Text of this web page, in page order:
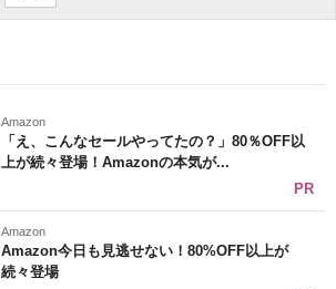
Amazon
「え、こんなセールやってたの？」80％OFF以
上が続々登場！Amazonの本気が...
PR
Amazon
Amazon今日も見逃せない！80%OFF以上が
続々登場